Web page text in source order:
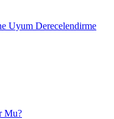
Uyum Derecelendirme
Mu?